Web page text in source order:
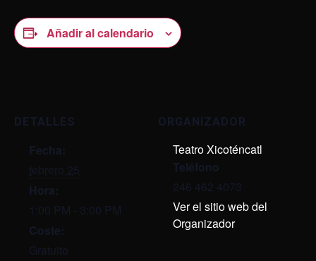
Añadir al calendario
DETALLES
Fecha:
febrero 25
Hora:
1:00 PM - 3:00 PM
Coste:
Gratuito
ORGANIZADOR
Teatro Xicoténcatl
Teléfono
246 462 4073
Ver el sitio web del
Organizador